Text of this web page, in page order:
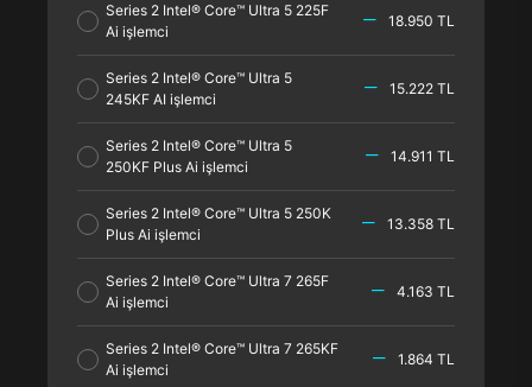
Series 2 Intel® Core™ Ultra 5 225F
Ai işlemci
18.950 TL
Series 2 Intel® Core™ Ultra 5
245KF AI işlemci
15.222 TL
Series 2 Intel® Core™ Ultra 5
250KF Plus Ai işlemci
14.911 TL
Series 2 Intel® Core™ Ultra 5 250K
Plus Ai işlemci
13.358 TL
Series 2 Intel® Core™ Ultra 7 265F
Ai işlemci
4.163 TL
Series 2 Intel® Core™ Ultra 7 265KF
Ai işlemci
1.864 TL